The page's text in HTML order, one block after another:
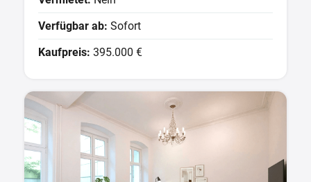
Verfügbar ab: Sofort
Kaufpreis: 395.000 €